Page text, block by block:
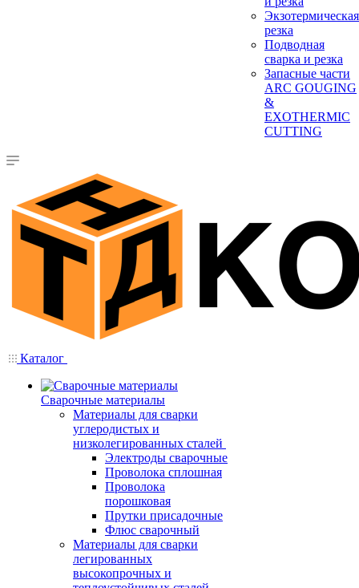
Экзотермическая
резка
Подводная
сварка и резка
Запасные части
ARC GOUGING
&
EXOTHERMIC
CUTTING
Каталог
Сварочные материалы
Материалы для сварки
углеродистых и
низколегированных сталей
Электроды сварочные
Проволока сплошная
Проволока
порошковая
Прутки присадочные
Флюс сварочный
Материалы для сварки
легированных
высокопрочных и